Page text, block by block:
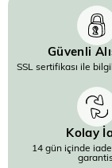
Güvenli
SSL sertifikası ile
Kolay
14 gün içinde